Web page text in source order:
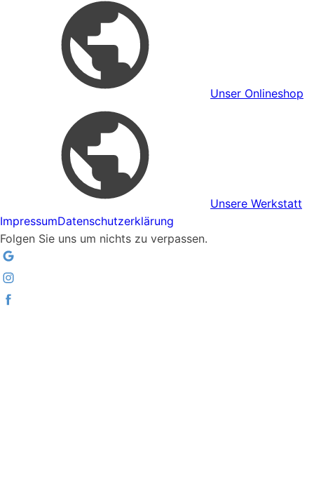
Unser Onlineshop
Unsere Werkstatt
ImpressumDatenschutzerklärung
Folgen Sie uns um nichts zu verpassen.